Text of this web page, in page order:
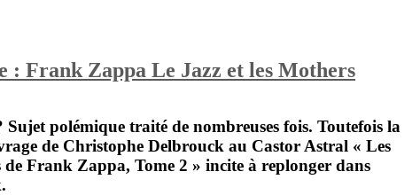
Frank Zappa Le Jazz et les Mothers
polémique traité de nombreuses fois. Toutefois la
de Christophe Delbrouck au Castor Astral « Les
de Frank Zappa, Tome 2 » incite à replonger dans
.